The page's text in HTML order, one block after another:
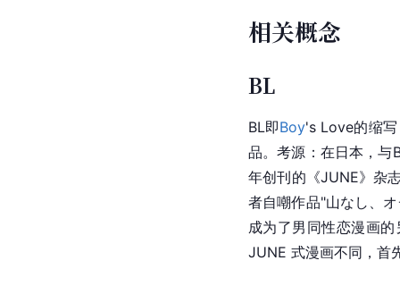
相关概念
BL
BL即Boy's Love的缩写
品。考源：在日本，与
年创刊的《JUNE》杂
者自嘲作品"山なし、
成为了男同性恋漫画
JUNE 式漫画不同，首